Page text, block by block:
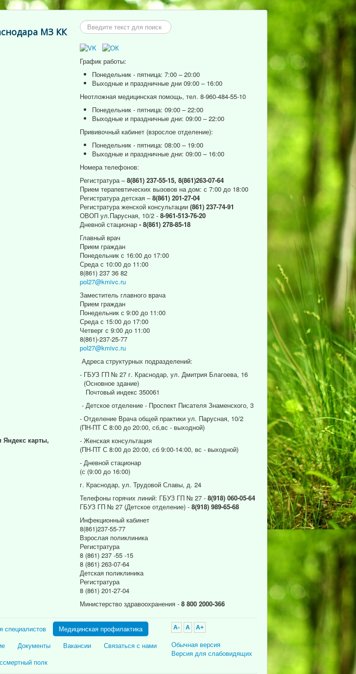
МЗ КК
Яндекс карты,
Искать...
График работы:
Понедельник - пятница: 7:00 – 20:00
Выходные и праздничные дни 09:00 – 16:00
Неотложная медицинская помощь, тел. 8-960-484-55-10
Понедельник - пятница: 09:00 – 22:00
Выходные и праздничные дни: 09:00 – 22:00
Прививочный кабинет (взрослое отделение):
Понедельник - пятница: 08:00 – 19:00
Выходные и праздничные дни: 09:00 – 16:00
Номера телефонов:
Регистратура –8(861) 237-55-15, 8(861)263-07-64
Прием терапевтических вызовов на дом: с 7:00 до 18:00
Регистратура детская –8(861) 201-27-04
Регистратура женской консультации (861) 237-74-91
ОВОП ул.Парусная, 10/2 - 8-961-513-76-20
Дневной стационар - 8(861) 278-85-18
Главный врач
Прием граждан
Понедельник с 16:00 до 17:00
Среда с 10:00 до 11:00
8(861) 237 36 82
pol27@kmivc.ru
Заместитель главного врача
Прием граждан
Понедельник с 9:00 до 11:00
Среда с 15:00 до 17:00
Четверг с 9:00 до 11:00
8(861)-237-25-77
pol27@kmivc.ru
Адреса структурных подразделений:
- ГБУЗ ГП № 27 г. Краснодар, ул. Дмитрия Благоева, 16
(Основное здание)
Почтовый индекс 350061
- Детское отделение - Проспект Писателя Знаменского, 3
- Отделение Врача общей практики ул. Парусная, 10/2
(ПН-ПТ С 8:00 до 20:00, сб,вс - выходной)
- Женская консультация
(ПН-ПТ С 8:00 до 20:00, сб 9:00-14:00, вс - выходной)
- Дневной стационар
(с (9:00 до 16:00)
г. Краснодар, ул. Трудовой Славы, д. 24
Телефоны горячих линий: ГБУЗ ГП № 27 - 8(918) 060-05-64
ГБУЗ ГП № 27 (Детское отделение) - 8(918) 989-65-68
Инфекционный кабинет
8(861)237-55-77
Взрослая поликлиника
Регистратура
8 (861) 237 -55 -15
8 (861) 263-07-64
Детская поликлиника
Регистратура
8 (861) 201-27-04
Министерство здравоохранения - 8 800 2000-366
A- A A+
Обычная версия
Версия для слабовидящих
специалистов
Медицинская профилактика
Документы Вакансии
Связаться с нами
полк